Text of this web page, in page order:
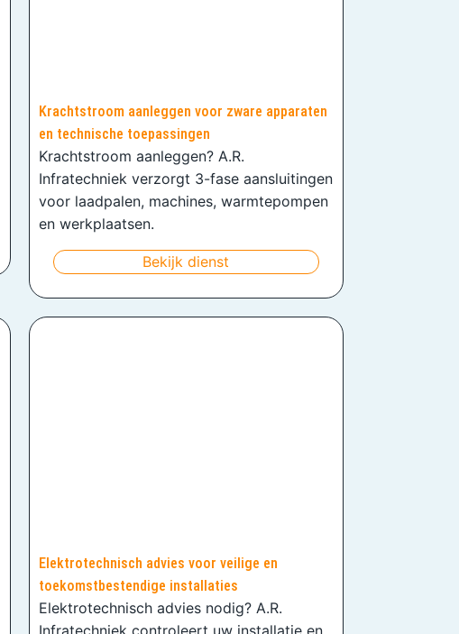
Krachtstroom aanleggen voor zware apparaten
en technische toepassingen
Krachtstroom aanleggen? A.R.
Infratechniek verzorgt 3-fase aansluitingen
voor laadpalen, machines, warmtepompen
en werkplaatsen.
Bekijk dienst
Elektrotechnisch advies voor veilige en
toekomstbestendige installaties
Elektrotechnisch advies nodig? A.R.